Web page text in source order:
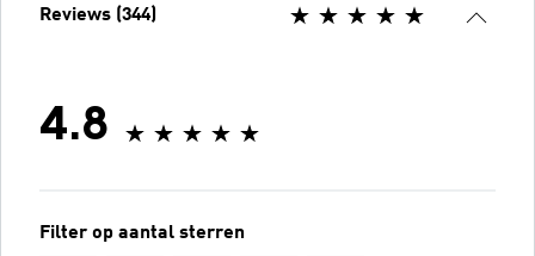
Reviews (344)
4.8
Filter op aantal sterren